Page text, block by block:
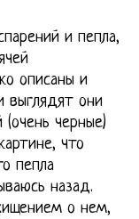
и пепла,
описаны и
выглядят они
черные)
что
пепла
назад.
о нем,